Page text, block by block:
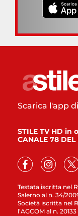
Testata iscritta nel
Salerno al n. 34/
Società iscritta nel
l’AGCOM al n. 20133
Scarica l'app
STILE TV HD in
CANALE 78 DEL